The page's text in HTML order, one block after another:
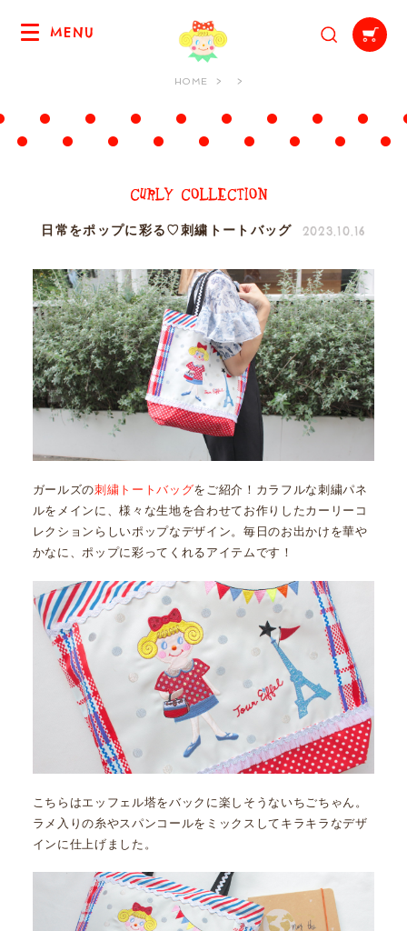
MENU
HOME
日常をポップに彩る♡刺繍トートバッグ 2023.10.16
ガールズの刺繍トートバッグをご紹介！カラフルな刺繍パネ
ルをメインに、様々な生地を合わせてお作りしたカーリーコ
レクションらしいポップなデザイン。毎日のお出かけを華や
かなに、ポップに彩ってくれるアイテムです！
こちらはエッフェル塔をバックに楽しそうないちごちゃん。
ラメ入りの糸やスパンコールをミックスしてキラキラなデザ
インに仕上げました。